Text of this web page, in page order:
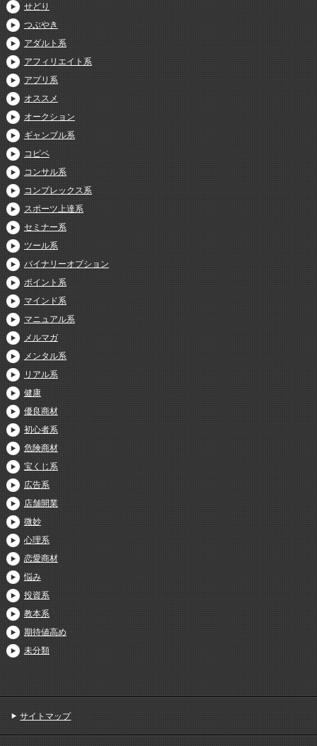
せどり
つぶやき
アダルト系
アフィリエイト系
アプリ系
オススメ
オークション
ギャンブル系
コピペ
コンサル系
コンプレックス系
スポーツ上達系
セミナー系
ツール系
バイナリーオプション
ポイント系
マインド系
マニュアル系
メルマガ
メンタル系
リアル系
健康
優良商材
初心者系
危険商材
宝くじ系
広告系
店舗開業
微妙
心理系
恋愛商材
悩み
投資系
教本系
期待値高め
未分類
サイトマップ